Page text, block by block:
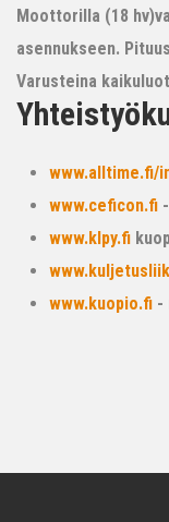
Moottorilla (18
asennukseen.
Varusteina
www.alltime.fi/
www.ceficon.fi
www.klpy.fi
www.kuopio.fi -